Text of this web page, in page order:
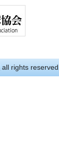
all rights reserved.